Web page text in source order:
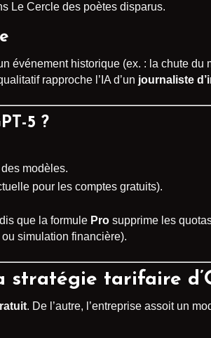
Le Cercle des poètes disparus.
événement historique (ex. : la chute
rapproche l’IA d’un journaliste
5 ?
modèles.
pour les comptes gratuits).
que la formule Pro supprime les
simulation financière).
stratégie tarifaire
. De l’autre, l’entreprise assoit un